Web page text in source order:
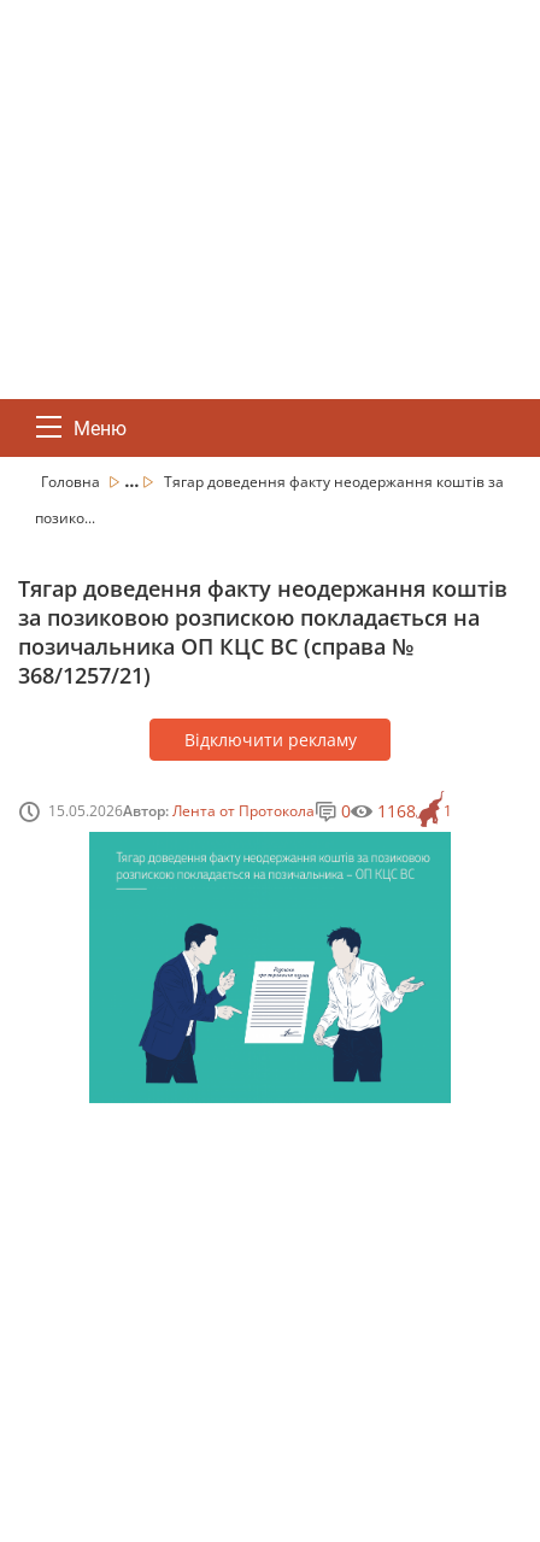
Меню
Головна ...
Тягар доведення факту неодержання коштів за
позико...
Тягар доведення факту неодержання коштів
за позиковою розпискою покладається на
позичальника ОП КЦС ВС (справа №
368/1257/21)
Відключити рекламу
15.05.2026Автор:Лента от Протокола 1
0 1168